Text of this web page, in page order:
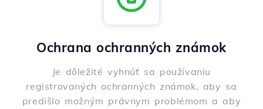
Ochrana ochranných známok
Je dôležité vyhnúť sa používaniu
registrovaných ochranných známok, aby sa
predišlo možným právnym problémom a aby